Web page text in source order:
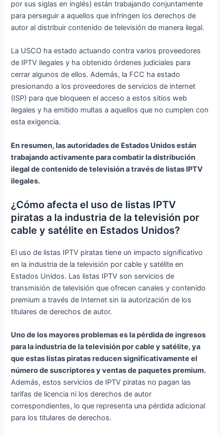
por sus siglas en inglés) están trabajando conjuntamente
para perseguir a aquellos que infringen los derechos de
autor al distribuir contenido de televisión de manera ilegal.
La USCO ha estado actuando contra varios proveedores
de IPTV ilegales y ha obtenido órdenes judiciales para
cerrar algunos de ellos. Además, la FCC ha estado
presionando a los proveedores de servicios de internet
(ISP) para que bloqueen el acceso a estos sitios web
ilegales y ha emitido multas a aquellos que no cumplen con
esta exigencia.
En resumen, las autoridades de Estados Unidos están
trabajando activamente para combatir la distribución
ilegal de contenido de televisión a través de listas IPTV
ilegales.
¿Cómo afecta el uso de listas IPTV
piratas a la industria de la televisión por
cable y satélite en Estados Unidos?
El uso de listas IPTV piratas tiene un impacto significativo
en la industria de la televisión por cable y satélite en
Estados Unidos. Las listas IPTV son servicios de
transmisión de televisión que ofrecen canales y contenido
premium a través de Internet sin la autorización de los
titulares de derechos de autor.
Uno de los mayores problemas es la pérdida de ingresos
para la industria de la televisión por cable y satélite, ya
que estas listas piratas reducen significativamente el
número de suscriptores y ventas de paquetes premium.
Además, estos servicios de IPTV piratas no pagan las
tarifas de licencia ni los derechos de autor
correspondientes, lo que representa una pérdida adicional
para los titulares de derechos.